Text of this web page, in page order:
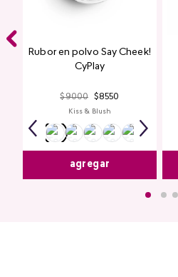
Rubor en polvo Say Cheek!
CyPlay
$9000 $8550
Kiss & Blush
agregar